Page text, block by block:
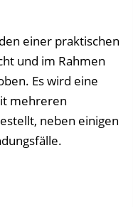
einer praktischen
und im Rahmen
Es wird eine
mehreren
neben einigen